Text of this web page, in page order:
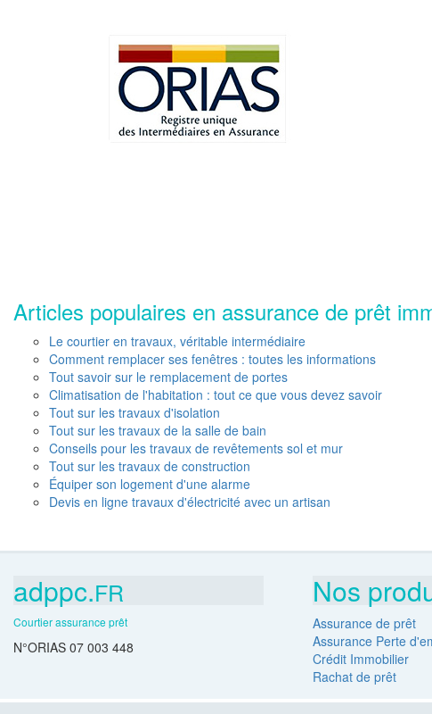
Articles populaires en assurance de prêt
Le courtier en travaux, véritable intermédiaire
Comment remplacer ses fenêtres : toutes les informations
Tout savoir sur le remplacement de portes
Climatisation de l'habitation : tout ce que vous devez savoir
Tout sur les travaux d'isolation
Tout sur les travaux de la salle de bain
Conseils pour les travaux de revêtements sol et mur
Tout sur les travaux de construction
Équiper son logement d'une alarme
Devis en ligne travaux d'électricité avec un artisan
adppc.FR
Courtier assurance prêt
N°ORIAS 07 003 448
Nos
Assurance de prêt
Assurance Perte
Crédit Immobilier
Rachat de prêt